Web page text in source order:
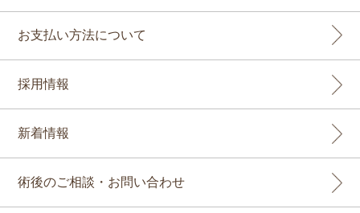
お支払い方法について
採用情報
新着情報
術後のご相談・お問い合わせ